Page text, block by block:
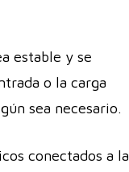
estable y se
o la carga
sea necesario.
conectados a la